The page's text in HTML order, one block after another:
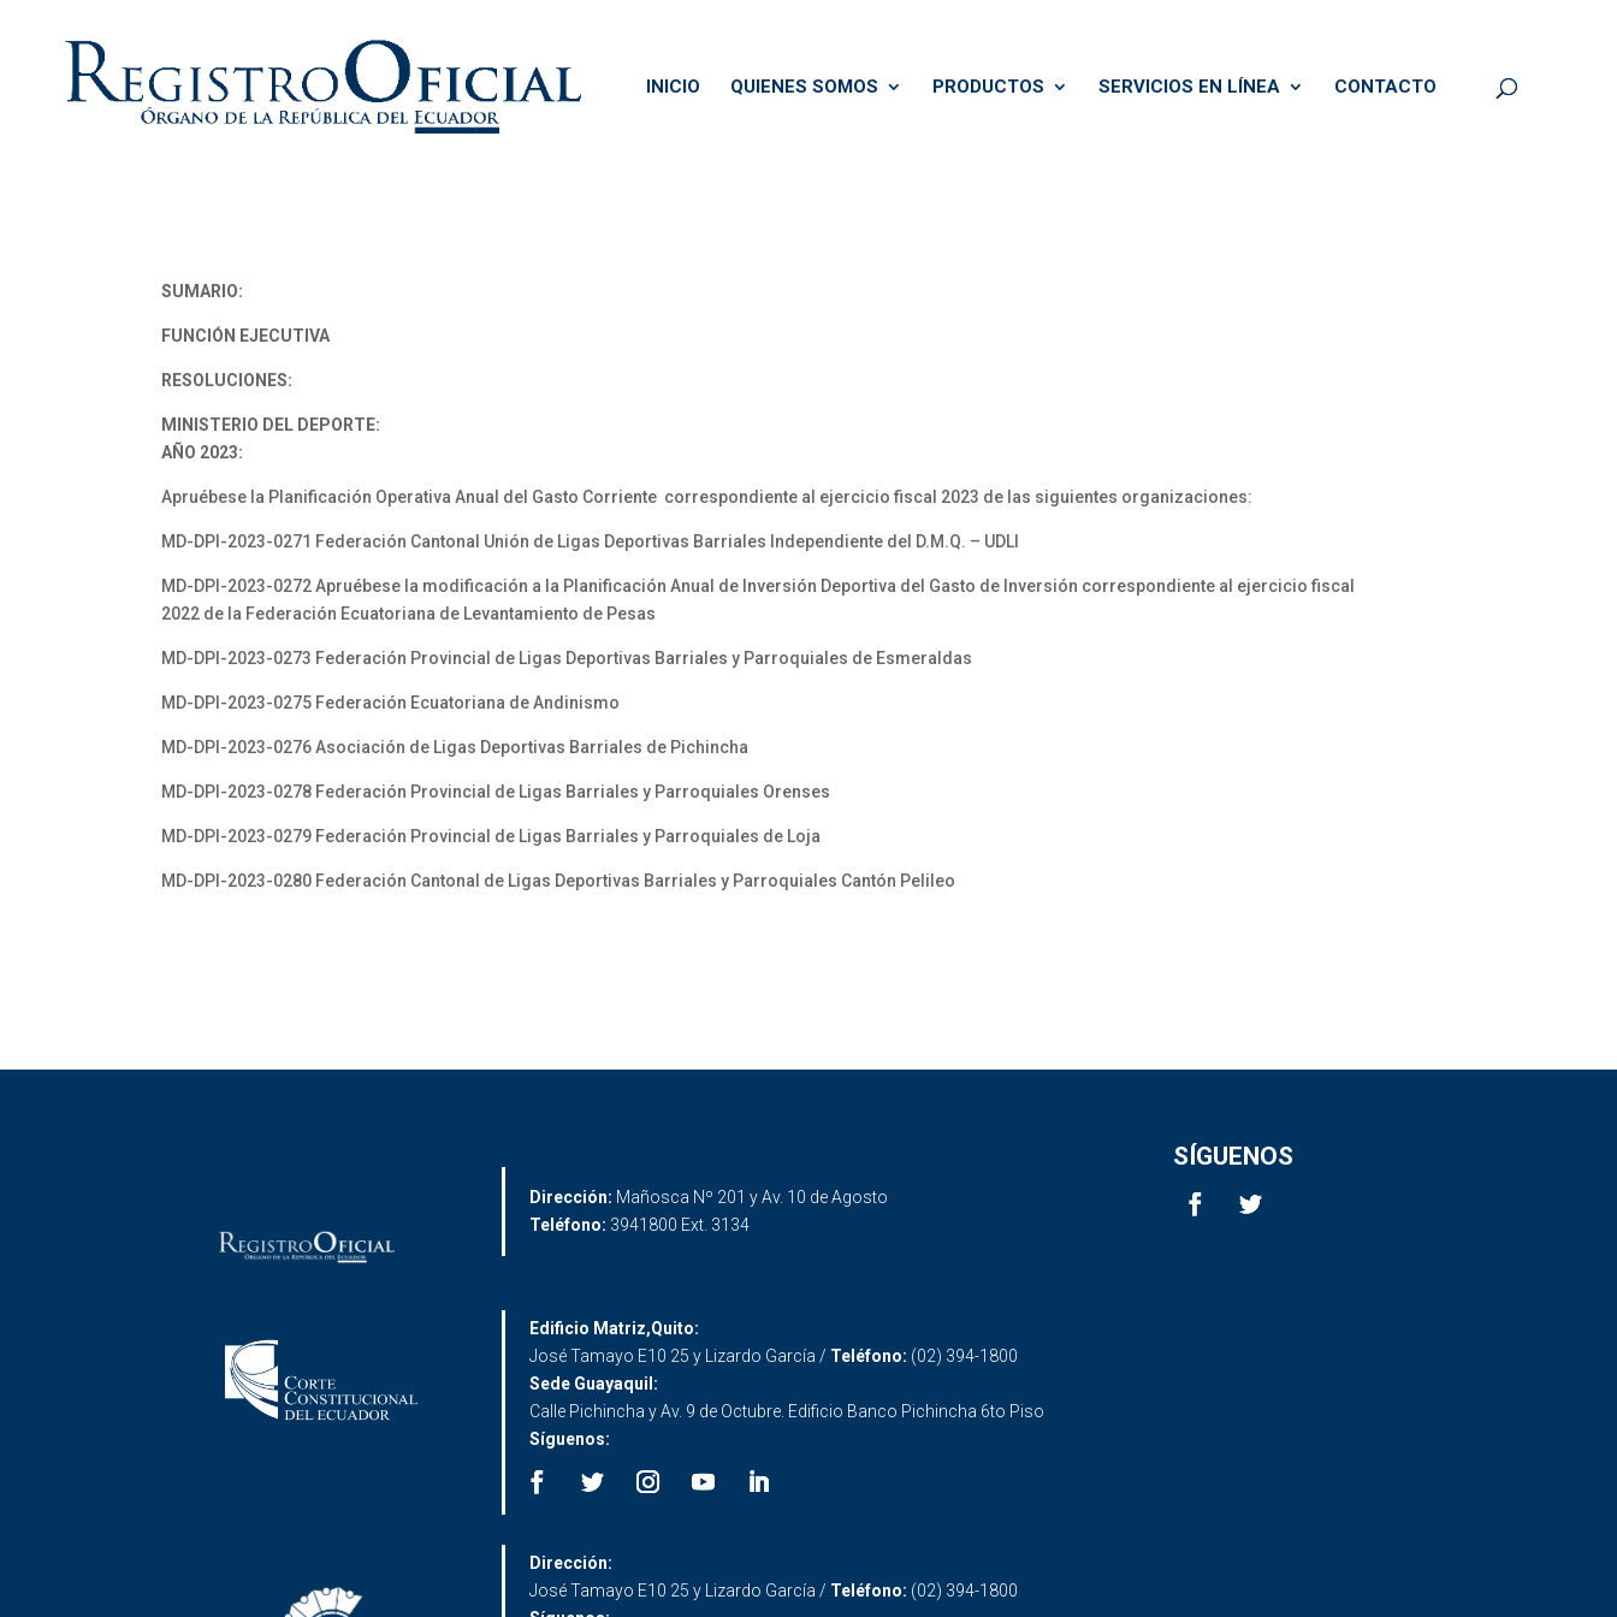
INICIO QUIENES SOMOS PRODUCTOS SERVICIOS EN LÍNEA CONTACTO
SUMARIO:
FUNCIÓN EJECUTIVA
RESOLUCIONES:
MINISTERIO DEL DEPORTE:
AÑO 2023:
Apruébese la Planificación Operativa Anual del Gasto Corriente correspondiente al ejercicio fiscal 2023 de las siguientes organizaciones:
MD-DPI-2023-0271 Federación Cantonal Unión de Ligas Deportivas Barriales Independiente del D.M.Q. – UDLI
MD-DPI-2023-0272 Apruébese la modificación a la Planificación Anual de Inversión Deportiva del Gasto de Inversión correspondiente al ejercicio fiscal
2022 de la Federación Ecuatoriana de Levantamiento de Pesas
MD-DPI-2023-0273 Federación Provincial de Ligas Deportivas Barriales y Parroquiales de Esmeraldas
MD-DPI-2023-0275 Federación Ecuatoriana de Andinismo
MD-DPI-2023-0276 Asociación de Ligas Deportivas Barriales de Pichincha
MD-DPI-2023-0278 Federación Provincial de Ligas Barriales y Parroquiales Orenses
MD-DPI-2023-0279 Federación Provincial de Ligas Barriales y Parroquiales de Loja
MD-DPI-2023-0280 Federación Cantonal de Ligas Deportivas Barriales y Parroquiales Cantón Pelileo
Dirección: Mañosca Nº 201 y Av. 10 de Agosto
Teléfono: 3941800 Ext. 3134
SÍGUENOS
Edificio Matriz,Quito:
José Tamayo E10 25 y Lizardo García / Teléfono: (02) 394-1800
Sede Guayaquil:
Calle Pichincha y Av. 9 de Octubre. Edificio Banco Pichincha 6to Piso
Síguenos:
Dirección:
José Tamayo E10 25 y Lizardo García / Teléfono: (02) 394-1800